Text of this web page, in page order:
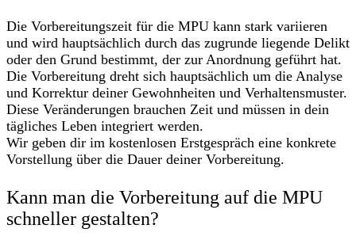
Die Vorbereitungszeit für die MPU kann stark variieren
und wird hauptsächlich durch das zugrunde liegende Delikt
oder den Grund bestimmt, der zur Anordnung geführt hat.
Die Vorbereitung dreht sich hauptsächlich um die Analyse
und Korrektur deiner Gewohnheiten und Verhaltensmuster.
Diese Veränderungen brauchen Zeit und müssen in dein
tägliches Leben integriert werden.
Wir geben dir im kostenlosen Erstgespräch eine konkrete
Vorstellung über die Dauer deiner Vorbereitung.
Kann man die Vorbereitung auf die MPU
schneller gestalten?